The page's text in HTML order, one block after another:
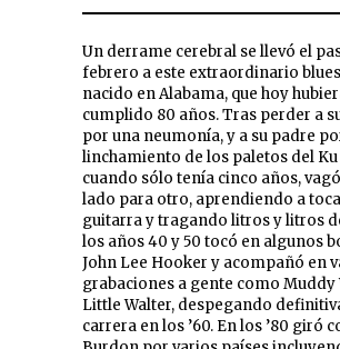
Un derrame cerebral se llevó el
febrero a este extraordinario
nacido en Alabama, que hoy
cumplido 80 años. Tras perder a
por una neumonía, y a su padre
linchamiento de los paletos del
cuando sólo tenía cinco años,
lado para otro, aprendiendo a
guitarra y tragando litros y litros
los años 40 y 50 tocó en algunos
John Lee Hooker y acompañó en
grabaciones a gente como Muddy
Little Walter, despegando
carrera en los ’60. En los ’80 giró